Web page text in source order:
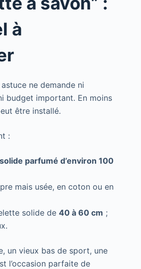
à
ne demande ni
budget important. En moins
être installé.
:
parfumé d’environ 100
mais usée, en coton ou en
solide de 40 à 60 cm ;
un vieux bas de sport, une
l’occasion parfaite de